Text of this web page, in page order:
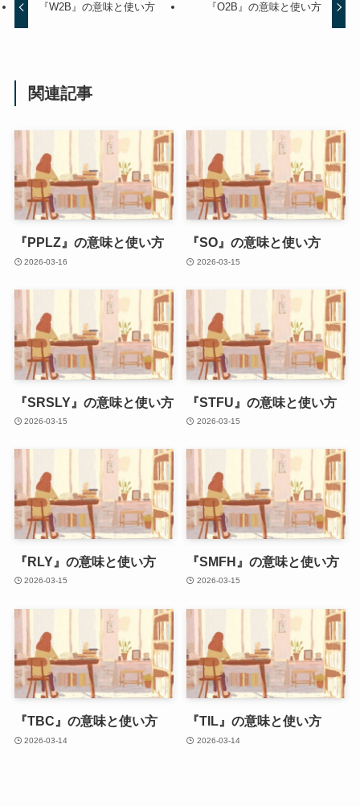
『W2B』の意味と使い方 『O2B』の意味と使い方
関連記事
『PPLZ』の意味と使い方
2026-03-16
『SO』の意味と使い方
2026-03-15
『SRSLY』の意味と使い方
2026-03-15
『STFU』の意味と使い方
2026-03-15
『RLY』の意味と使い方
2026-03-15
『SMFH』の意味と使い方
2026-03-15
『TBC』の意味と使い方
2026-03-14
『TIL』の意味と使い方
2026-03-14